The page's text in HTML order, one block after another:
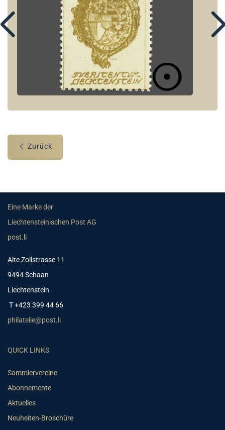
Zurück
Eine Marke der
Liechtensteinischen Post AG
post.li
Alte Zollstrasse 11
9494 Schaan
Liechtenstein
T +423 399 44 66
philatelie@post.li
QUICK LINKS
Sammlervereine
Abonnemente
Aktuelles
Neuheiten-Broschüre